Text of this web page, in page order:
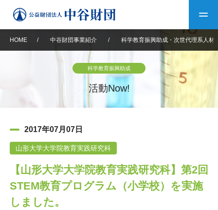
中谷財団について
設立趣意書 財団概要
沿革 40年史デジタルブック
中谷財団40年史
中谷財団事業紹介 中谷賞
神戸賞 長期大型研究助成
研究助成
中谷財団動画紹介
その他情報
その他情報
HOME / 中谷財団事業紹介 / 科学教育振興助成・次世代理系人材
科学教育振興助成
活動Now!
2017年07月07日
山形大学大学院教育実践研究科
【山形大学大学院教育実践研究科】第2回
STEM教育プログラム（小学校）を実施
しました。